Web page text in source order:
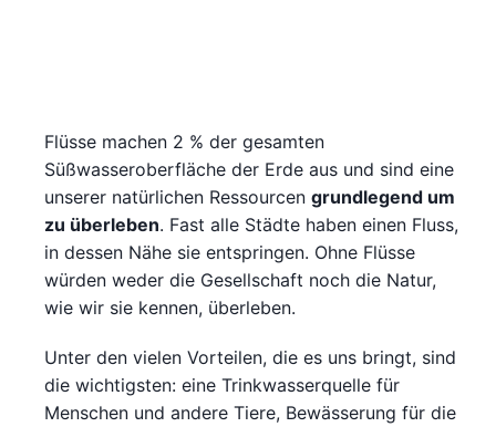
Flüsse machen 2 % der gesamten
Süßwasseroberfläche der Erde aus und sind eine
unserer natürlichen Ressourcen grundlegend um
zu überleben. Fast alle Städte haben einen Fluss,
in dessen Nähe sie entspringen. Ohne Flüsse
würden weder die Gesellschaft noch die Natur,
wie wir sie kennen, überleben.
Unter den vielen Vorteilen, die es uns bringt, sind
die wichtigsten: eine Trinkwasserquelle für
Menschen und andere Tiere, Bewässerung für die